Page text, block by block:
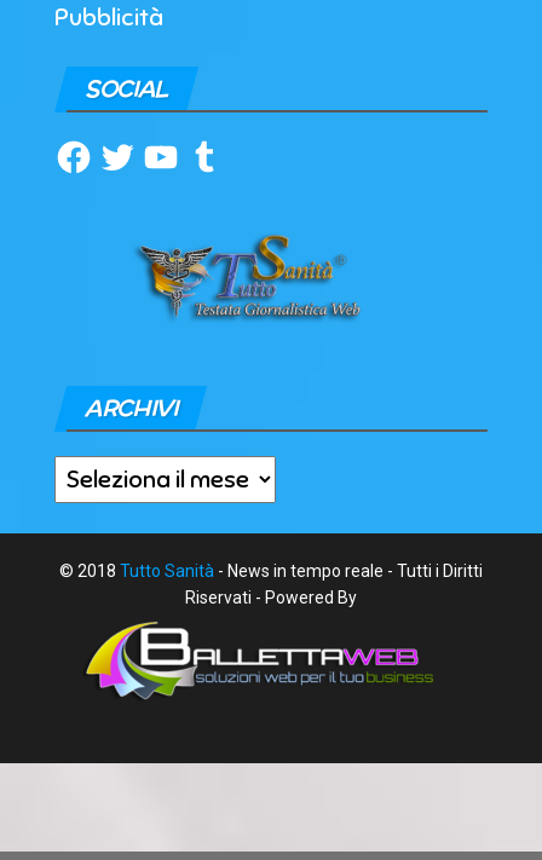
Pubblicità
SOCIAL
Facebook
TwitterYouTubeTumblr
ARCHIVI
Archivi
© 2018 Tutto Sanità - News in tempo reale - Tutti i Diritti
Riservati - Powered By